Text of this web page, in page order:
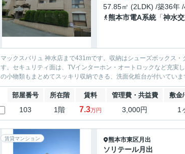
57.85㎡ (2LDK) /築36年 /
熊本市電A系統「神水
マックスバリュ 神水店まで431mです。収納はシューズボックス
す。セキュリティ面は、TVインターホン・オートロックなど充実
の小物類もまとめてスッキリ収納できる、洗面化粧台が付いてい
部屋番号 所在階 賃料 管理費・共益費 敷金
103 1階 7.3万円 3,000円 1
賃貸マンション 熊本市東区月出
ソリテール月出